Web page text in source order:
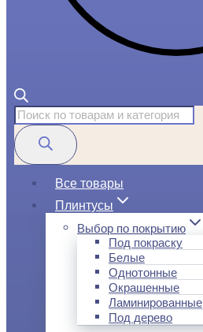
Поиск
товаров
Все товары
Плинтусы
Выбор по покрытию
Под покраску
Белые
Однотонные
Окрашенные
Ламинированные
Под дерево